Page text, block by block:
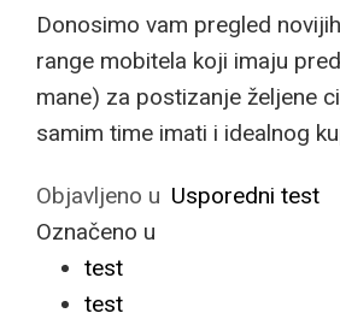
Donosimo vam pregled
range mobitela koji imaju
mane) za postizanje željene
samim time imati i idealnog
Objavljeno u Usporedni test
Označeno u
test
test